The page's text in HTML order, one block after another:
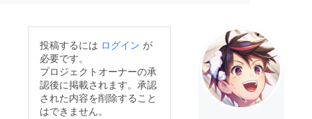
投稿するには ログイン が
必要です。
プロジェクトオーナーの承
認後に掲載されます。承認
された内容を削除すること
はできません。